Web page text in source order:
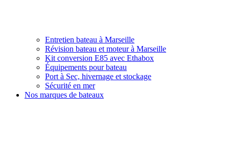
Entretien bateau à Marseille
Révision bateau et moteur à Marseille
Kit conversion E85 avec Ethabox
Équipements pour bateau
Port à Sec, hivernage et stockage
Sécurité en mer
Nos marques de bateaux